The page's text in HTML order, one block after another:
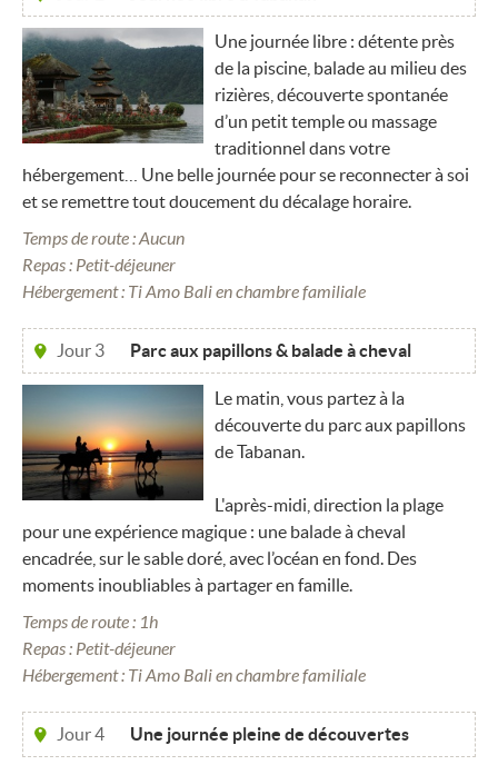
Une journée libre : détente près
de la piscine, balade au milieu des
rizières, découverte spontanée
d’un petit temple ou massage
traditionnel dans votre
hébergement… Une belle journée pour se reconnecter à soi
et se remettre tout doucement du décalage horaire.
Temps de route : Aucun
Repas : Petit-déjeuner
Hébergement : Ti Amo Bali en chambre familiale
Jour 3 Parc aux papillons & balade à cheval
Le matin, vous partez à la
découverte du parc aux papillons
de Tabanan.
L'après-midi, direction la plage
pour une expérience magique : une balade à cheval
encadrée, sur le sable doré, avec l’océan en fond. Des
moments inoubliables à partager en famille.
Temps de route : 1h
Repas : Petit-déjeuner
Hébergement : Ti Amo Bali en chambre familiale
Jour 4 Une journée pleine de découvertes